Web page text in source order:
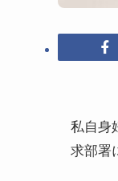
私自身
求部署